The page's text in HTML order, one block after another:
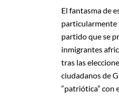
El fantasma de
particularmente
partido que se
inmigrantes
tras las
ciudadanos de
“patriótica” con